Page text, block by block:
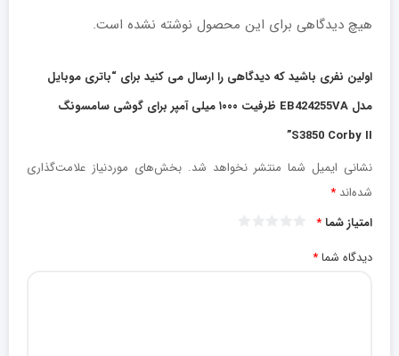
هیچ دیدگاهی برای این محصول نوشته نشده است.
اولین نفری باشید که دیدگاهی را ارسال می کنید برای “باتری موبایل
مدل EB424255VA ظرفیت ۱۰۰۰ میلی آمپر برای گوشی سامسونگ
S3850 Corby II”
نشانی ایمیل شما منتشر نخواهد شد. بخش‌های موردنیاز علامت‌گذاری
شده‌اند *
امتیاز شما*
دیدگاه شما*